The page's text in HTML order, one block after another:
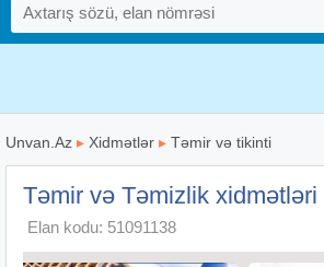
Unvan.Az ▸ Xidmətlər ▸ Təmir və tikinti
Təmir və Təmizlik xidmətləri
Elan kodu: 51091138